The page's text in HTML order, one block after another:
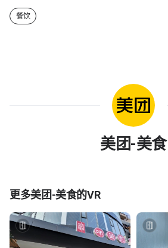
餐饮
美团-美食
更多美团-美食的VR